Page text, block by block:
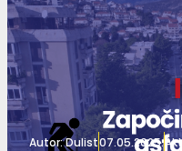
Autor:Dulist07.05.2025.